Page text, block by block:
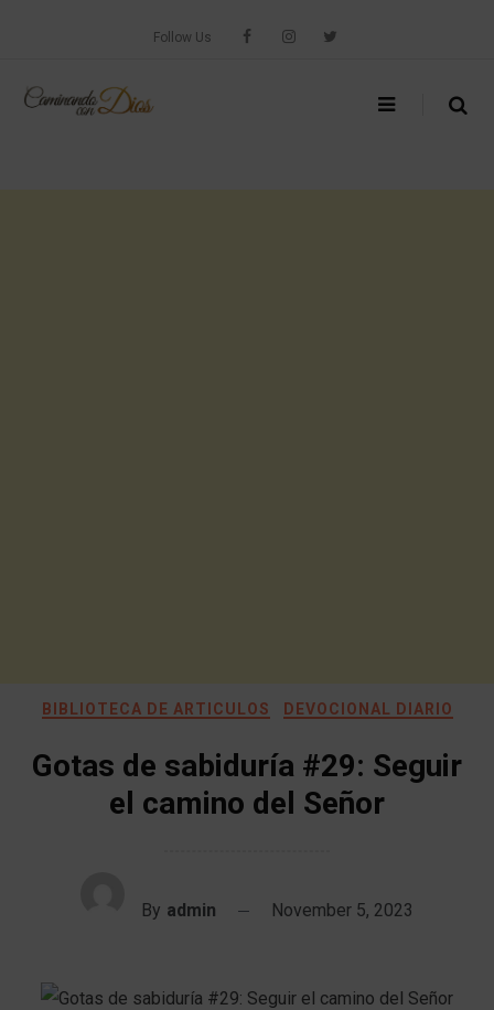
Follow Us
BIBLIOTECA DE ARTICULOS DEVOCIONAL DIARIO
Gotas de sabiduría #29: Seguir
el camino del Señor
By admin November 5, 2023